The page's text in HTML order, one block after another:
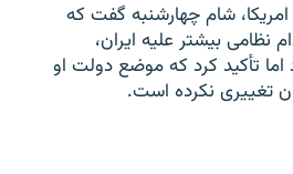
شام چهارشنبه گفت که
بیشتر علیه ایران،
اما تأکید کرد که موضع دولت او
تغییری نکرده است.